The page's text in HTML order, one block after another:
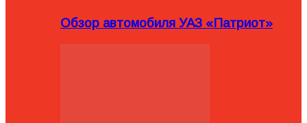
Обзор автомобиля УАЗ «Патриот»